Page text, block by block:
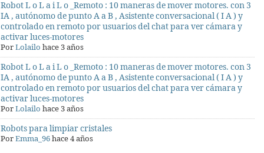
Robot L o L a i L o _Remoto : 10 maneras de mover motores. con 3
IA , autónomo de punto A a B , Asistente conversacional ( I A ) y
controlado en remoto por usuarios del chat para ver cámara y
activar luces-motores
PorLolailo hace 3 años
Robot L o L a i L o _Remoto : 10 maneras de mover motores. con 3
IA , autónomo de punto A a B , Asistente conversacional ( I A ) y
controlado en remoto por usuarios del chat para ver cámara y
activar luces-motores
PorLolailo hace 3 años
Robots para limpiar cristales
PorEmma_96hace 4 años